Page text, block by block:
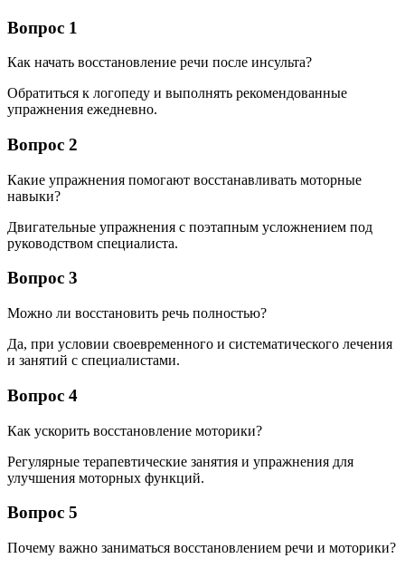
Вопрос 1
Как начать восстановление речи после инсульта?
Обратиться к логопеду и выполнять рекомендованные
упражнения ежедневно.
Вопрос 2
Какие упражнения помогают восстанавливать моторные
навыки?
Двигательные упражнения с поэтапным усложнением под
руководством специалиста.
Вопрос 3
Можно ли восстановить речь полностью?
Да, при условии своевременного и систематического лечения
и занятий с специалистами.
Вопрос 4
Как ускорить восстановление моторики?
Регулярные терапевтические занятия и упражнения для
улучшения моторных функций.
Вопрос 5
Почему важно заниматься восстановлением речи и моторики?